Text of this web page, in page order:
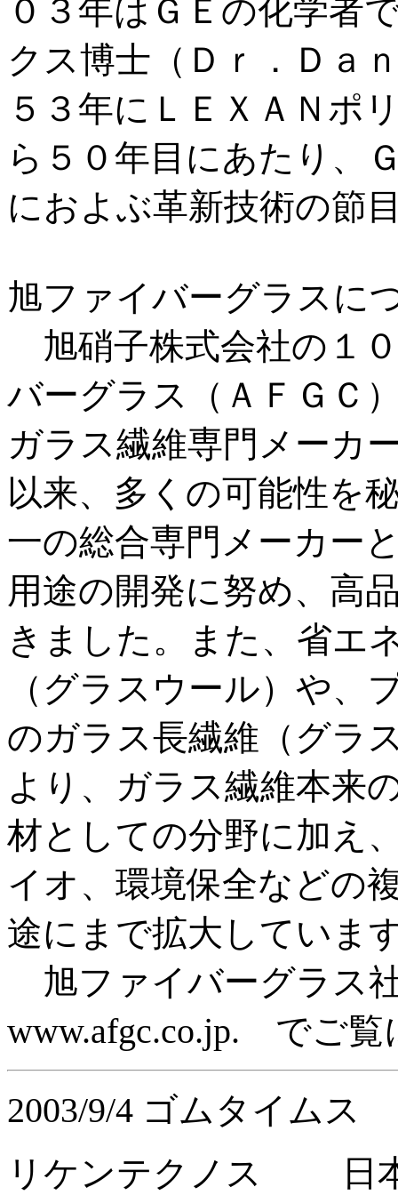
０３年はＧＥの化学者
クス博士（Ｄｒ．Ｄａ
５３年にＬＥＸＡＮポ
ら５０年目にあたり、
におよぶ革新技術の節
旭ファイバーグラスに
旭硝子株式会社の１
バーグラス（ＡＦＧＣ
ガラス繊維専門メーカ
以来、多くの可能性を
一の総合専門メーカー
用途の開発に努め、高
きました。また、省エ
（グラスウール）や、
のガラス長繊維（グラ
より、ガラス繊維本来
材としての分野に加え
イオ、環境保全などの
途にまで拡大していま
旭ファイバーグラス
www.afgc.co.jp. でご覧
2003/9/4 ゴムタイムス
リケンテクノス 日本